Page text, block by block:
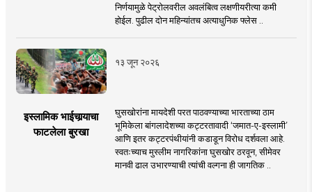
निर्णयामुळे पेट्रोलवरील अवलंबित्व लक्षणीयरीत्या कमी
होईल. पुढील दोन महिन्यांतच अत्याधुनिक फ्लेस ..
१३ जून २०२६
इस्लामिक भाईचार्‍याचा
फाटलेला बुरखा
घुसखोरांना मायदेशी परत पाठवण्याच्या भारताच्या ठाम
भूमिकेला बांगलादेशच्या कट्टरतावादी ‘जमात-ए-इस्लामी’
आणि इतर कट्टरपंथीयांनी कडाडून विरोध दर्शवला आहे.
स्वतःच्याच मुस्लीम नागरिकांना घुसखोर ठरवून, सीमेवर
मानवी ढाल उभारण्याची त्यांची वल्गना ही जागतिक ..